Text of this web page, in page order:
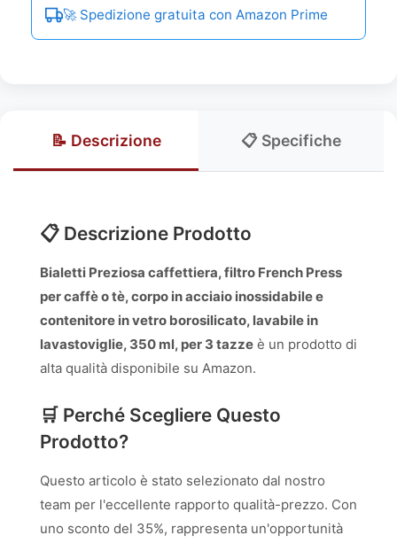
🚀 Spedizione gratuita con Amazon Prime
📝 Descrizione 📋 Specifiche
📋 Descrizione Prodotto
Bialetti Preziosa caffettiera, filtro French Press
per caffè o tè, corpo in acciaio inossidabile e
contenitore in vetro borosilicato, lavabile in
lavastoviglie, 350 ml, per 3 tazze è un prodotto di
alta qualità disponibile su Amazon.
🛒 Perché Scegliere Questo
Prodotto?
Questo articolo è stato selezionato dal nostro
team per l'eccellente rapporto qualità-prezzo. Con
uno sconto del 35%, rappresenta un'opportunità